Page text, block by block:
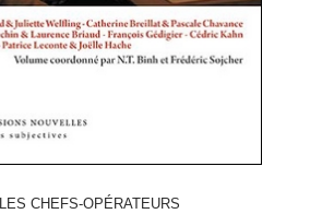
LES CHEFS-OPÉRATEURS